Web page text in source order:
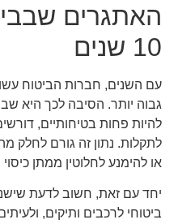
האתגרים
10 שנים
עם השנים, חברות הביטוח
גבוה יותר. הסיבה לכך היא
להיות פחות בטיחותיים,
לתקלות. נתון זה גורם לחלק
או להימנע לחלוטין ממתן
יחד עם זאת, חשוב לדעת
ביטוחי לרכבים ותיקים,